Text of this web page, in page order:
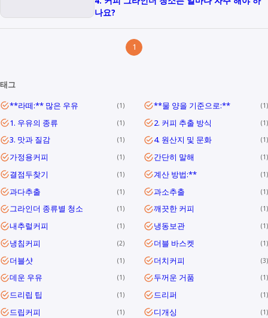
나요?
1
태그
**라떼:** 많은 우유
1 **물 양을 기준으로:** 1
1. 우유의 종류 1 2. 커피 추출 방식 1
3. 맛과 질감 1 4. 원산지 및 문화 1
가정용커피 1 간단히 말해 1
결점두찾기 1 계산 방법:** 1
과다추출 1 과소추출 1
그라인더 종류별 청소 1 깨끗한 커피 1
내추럴커피 1 냉동보관 1
냉침커피 2 더블 바스켓 1
더블샷 1 더치커피 3
데운 우유 1 두꺼운 거품 1
드리립 팁 1 드리퍼 1
드립커피 1 디개싱 1